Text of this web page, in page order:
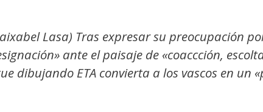
Lasa) Tras expresar su preocupación
ante el paisaje de «coaccción,
dibujando ETA convierta a los vascos en un